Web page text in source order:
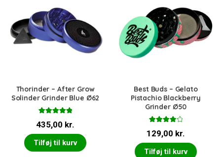
Thorinder – After Grow
Solinder Grinder Blue Ø62
5.00ud af 5
435,00 kr.
Tilføj til kurv
Best Buds – Gelato
Pistachio Blackberry
Grinder Ø50
4.00ud
af 5
129,00 kr.
Tilføj til kurv